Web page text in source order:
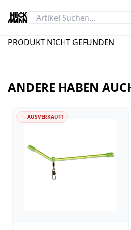
PRODUKT NICHT GEFUNDEN
ANDERE HABEN
AUSVERKAUFT